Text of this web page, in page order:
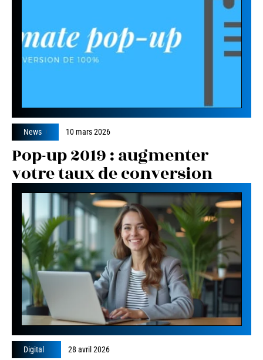
News 10 mars 2026
Pop-up 2019 : augmenter
votre taux de conversion
Digital 28 avril 2026